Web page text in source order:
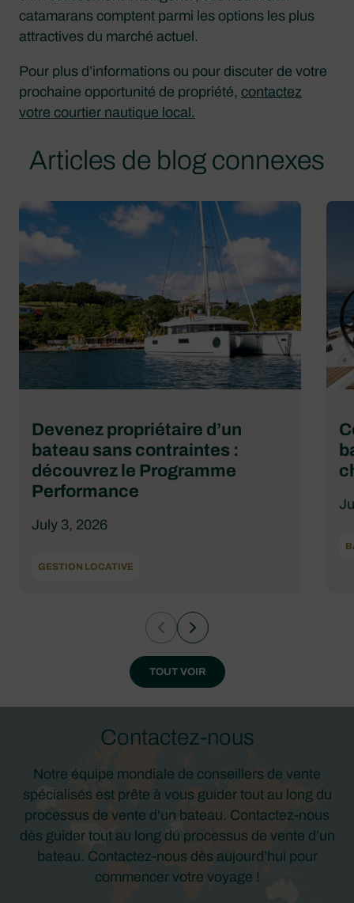
catamarans comptent parmi les options les plus
attractives du marché actuel.
Pour plus d’informations ou pour discuter de votre
prochaine opportunité de propriété, contactez
votre courtier nautique local.
Articles de blog connexes
Devenez propriétaire d’un
bateau sans contraintes :
découvrez le Programme
Performance
July 3, 2026
GESTION LOCATIVE
TOUT VOIR
Contactez-nous
Notre équipe mondiale de conseillers de vente
spécialisés est prête à vous guider tout au long du
processus de vente d'un bateau. Contactez-nous
dès guider tout au long du processus de vente d’un
bateau. Contactez-nous dès aujourd’hui pour
commencer votre voyage !